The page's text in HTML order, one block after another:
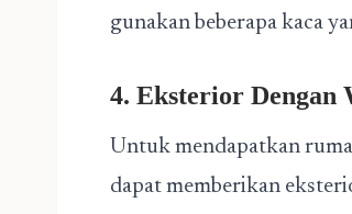
gunakan beberapa kaca
4. Eksterior Dengan
Untuk mendapatkan
dapat memberikan